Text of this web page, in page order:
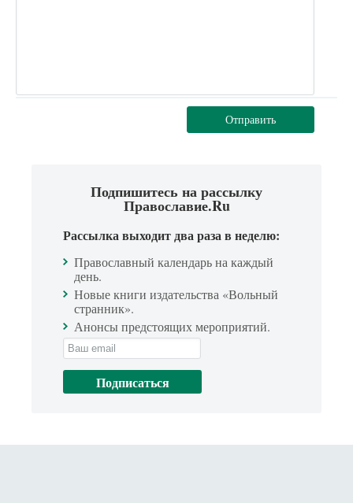
Отправить
Подпишитесь на рассылку
Православие.Ru
Рассылка выходит два раза в неделю:
Православный календарь на каждый
день.
Новые книги издательства «Вольный
странник».
Анонсы предстоящих мероприятий.